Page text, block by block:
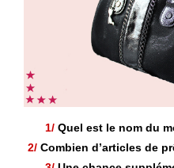
1/ Quel est le nom du
2/ Combien d’articles de